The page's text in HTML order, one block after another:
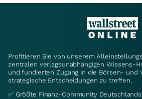
Profitieren Sie von unserem
zentralen verlagsunabhängigen Wissens-
und fundierten Zugang in die Börsen- und
strategische Entscheidungen zu treffen.
✅ Größte Finanz-Community Deutschlands